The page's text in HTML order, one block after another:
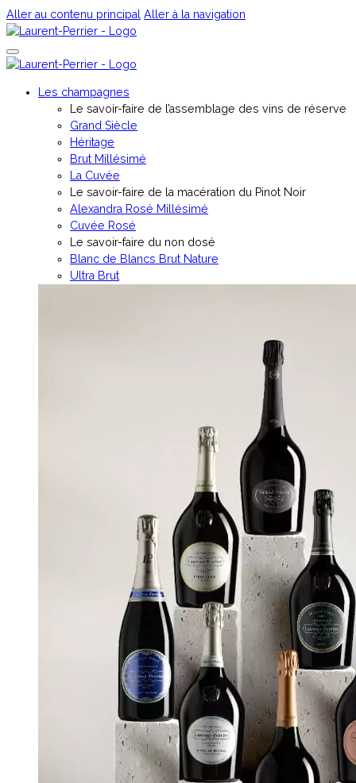
Aller au contenu principal Aller à la navigation
Les champagnes
Le savoir-faire de l’assemblage des vins de réserve
Grand Siècle
Héritage
Brut Millésimé
La Cuvée
Le savoir-faire de la macération du Pinot Noir
Alexandra Rosé Millésimé
Cuvée Rosé
⁠Le savoir-faire du non dosé
Blanc de Blancs Brut Nature
Ultra Brut